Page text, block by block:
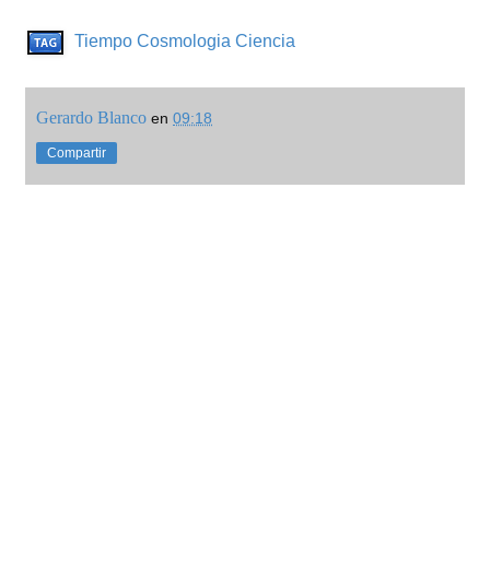
Tiempo Cosmologia Ciencia
Gerardo Blanco en 09:18
Compartir